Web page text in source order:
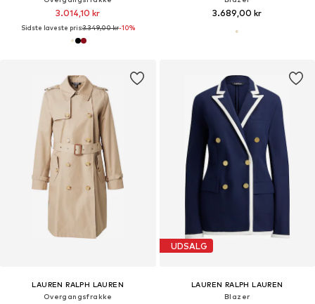
3.014,10 kr
Sidste laveste pris:3.349,00 kr-10%
3.689,00 kr
LAUREN RALPH LAUREN
Overgangsfrakke
UDSALG
LAUREN RALPH LAUREN
Blazer